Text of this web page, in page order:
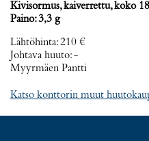
Kivisormus, kaiverrettu, koko
Paino: 3,3 g
Lähtöhinta:210 €
Johtava huuto:-
Myyrmäen Pantti
Katso konttorin muut